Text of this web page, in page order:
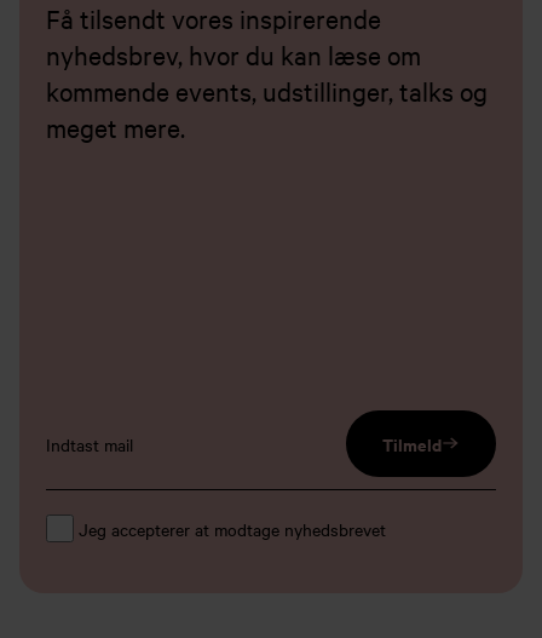
Få tilsendt vores inspirerende
nyhedsbrev, hvor du kan læse om
kommende events, udstillinger, talks og
meget mere.
email input Tilmeld
Jeg accepterer at modtage nyhedsbrevet